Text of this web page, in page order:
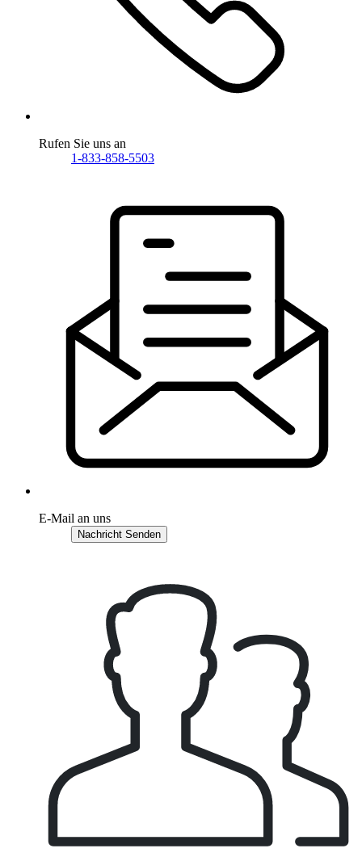
Rufen Sie uns an
1-833-858-5503
E-Mail an uns
Nachricht Senden